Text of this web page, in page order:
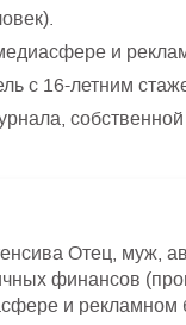
и
с 16-летним
Отец, муж,
финансов
и